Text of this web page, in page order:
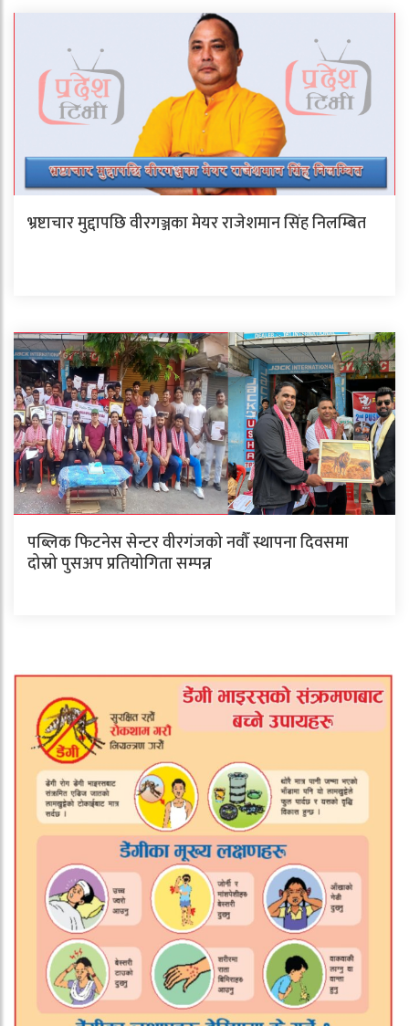
भ्रष्टाचार मुद्दापछि वीरगञ्जका मेयर राजेशमान सिंह निलम्बित
पब्लिक फिटनेस सेन्टर वीरगंजको नवौँ स्थापना दिवसमा
दोस्रो पुसअप प्रतियोगिता सम्पन्न